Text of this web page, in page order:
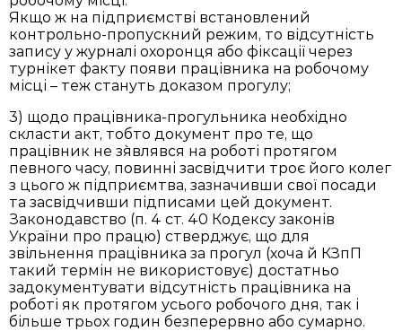
Якщо ж на підприємстві встановлений
контрольно-пропускний режим, то відсутність
запису у журналі охоронця або фіксації через
турнікет факту появи працівника на робочому
місці – теж стануть доказом прогулу;
3) щодо працівника-прогульника необхідно
скласти акт, тобто документ про те, що
працівник не з`являвся на роботі протягом
певного часу, повинні засвідчити троє його колег
з цього ж підприємтва, зазначивши свої посади
та засвідчивши підписами цей документ.
Законодавство (п. 4 ст. 40 Кодексу законів
України про працю) стверджує, що для
звільнення працівника за прогул (хоча й КЗпП
такий термін не використовує) достатньо
задокументувати відсутність працівника на
роботі як протягом усього робочого дня, так і
більше трьох годин безперервно або сумарно.